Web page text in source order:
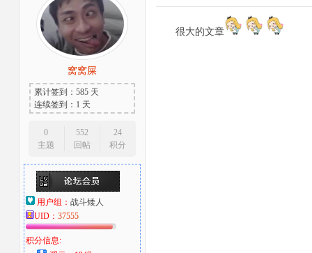
窝窝屎
累计签到：585 天
连续签到：1 天
0
主题
552
回帖
24
积分
用户组： 战斗矮人
UID： 37555
积分信息:
很大的文章